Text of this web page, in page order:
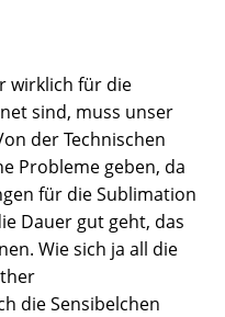
wirklich für die
sind, muss unser
der Technischen
Probleme geben, da
für die Sublimation
Dauer gut geht, das
Wie sich ja all die
die Sensibelchen